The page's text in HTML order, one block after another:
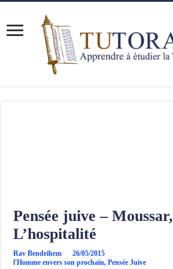
Pensée juive – Moussar,
L’hospitalité
Rav Bendrihem
26/05/2015
l'Homme envers son prochain,Pensée Juive